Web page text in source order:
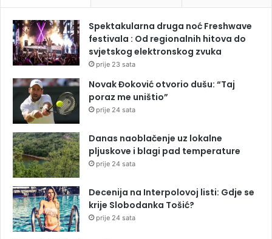
Spektakularna druga noć Freshwave
festivala : Od regionalnih hitova do
svjetskog elektronskog zvuka
prije 23 sata
Novak Đoković otvorio dušu: “Taj
poraz me uništio”
prije 24 sata
Danas naoblačenje uz lokalne
pljuskove i blagi pad temperature
prije 24 sata
Decenija na Interpolovoj listi: Gdje se
krije Slobodanka Tošić?
prije 24 sata